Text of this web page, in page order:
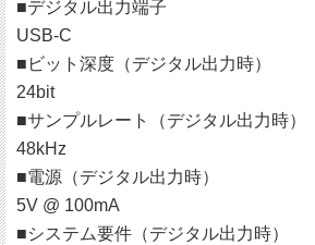
■デジタル出力端子
USB-C
■ビット深度（デジタル出力時）
24bit
■サンプルレート（デジタル出力時）
48kHz
■電源（デジタル出力時）
5V @ 100mA
■システム要件（デジタル出力時）